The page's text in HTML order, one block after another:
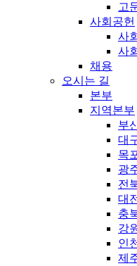
고
사회공헌
사
사
채용
오시는 길
본부
지역본부
부
대
목
광
전
대
충
강
인
제